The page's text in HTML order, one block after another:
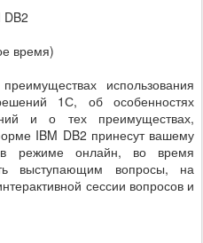
время)
использования
1С, об особенностях
и о тех преимуществах,
IBM DB2 принесут вашему
режиме онлайн, во время
выступающим вопросы, на
сессии вопросов и